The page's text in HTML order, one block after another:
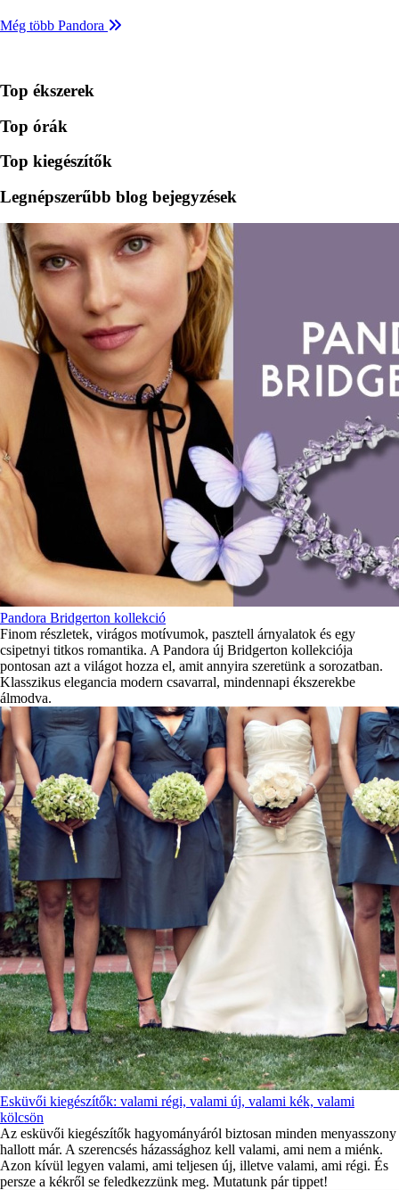
Még több Pandora
Top ékszerek
Top órák
Top kiegészítők
Legnépszerűbb blog bejegyzések
Pandora Bridgerton kollekció
Finom részletek, virágos motívumok, pasztell árnyalatok és egy
csipetnyi titkos romantika. A Pandora új Bridgerton kollekciója
pontosan azt a világot hozza el, amit annyira szeretünk a sorozatban.
Klasszikus elegancia modern csavarral, mindennapi ékszerekbe
álmodva.
Esküvői kiegészítők: valami régi, valami új, valami kék, valami
kölcsön
Az esküvői kiegészítők hagyományáról biztosan minden menyasszony
hallott már. A szerencsés házassághoz kell valami, ami nem a miénk.
Azon kívül legyen valami, ami teljesen új, illetve valami, ami régi. És
persze a kékről se feledkezzünk meg. Mutatunk pár tippet!